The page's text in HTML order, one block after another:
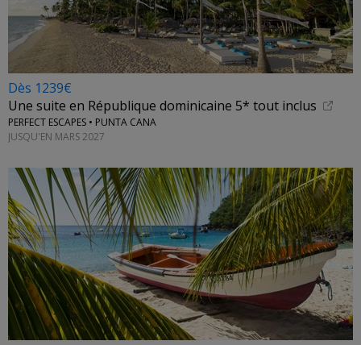
Dès 1239€
Une suite en République dominicaine 5* tout inclus
PERFECT ESCAPES • PUNTA CANA
JUSQU'EN MARS 2027